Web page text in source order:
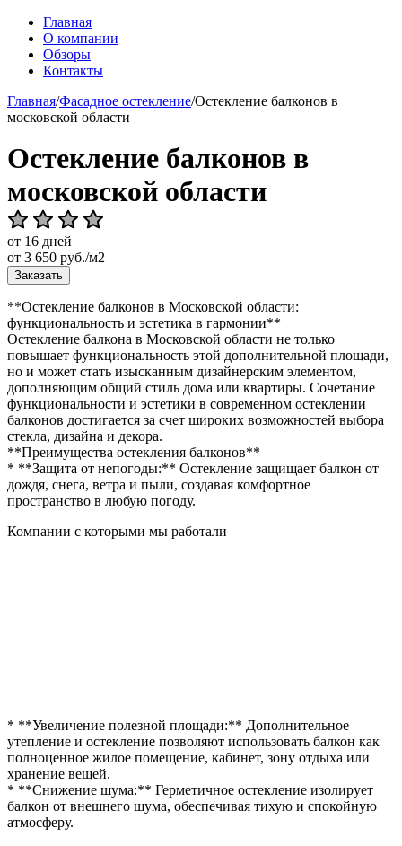
Главная
О компании
Обзоры
Контакты
Главная/Фасадное остекление/Остекление балконов в
московской области
Остекление балконов в
московской области
от 16 дней
от 3 650 руб./м2
Заказать
**Остекление балконов в Московской области:
функциональность и эстетика в гармонии**
Остекление балкона в Московской области не только
повышает функциональность этой дополнительной площади,
но и может стать изысканным дизайнерским элементом,
дополняющим общий стиль дома или квартиры. Сочетание
функциональности и эстетики в современном остеклении
балконов достигается за счет широких возможностей выбора
стекла, дизайна и декора.
**Преимущества остекления балконов**
* **Защита от непогоды:** Остекление защищает балкон от
дождя, снега, ветра и пыли, создавая комфортное
пространство в любую погоду.
Компании с которыми мы работали
* **Увеличение полезной площади:** Дополнительное
утепление и остекление позволяют использовать балкон как
полноценное жилое помещение, кабинет, зону отдыха или
хранение вещей.
* **Снижение шума:** Герметичное остекление изолирует
балкон от внешнего шума, обеспечивая тихую и спокойную
атмосферу.